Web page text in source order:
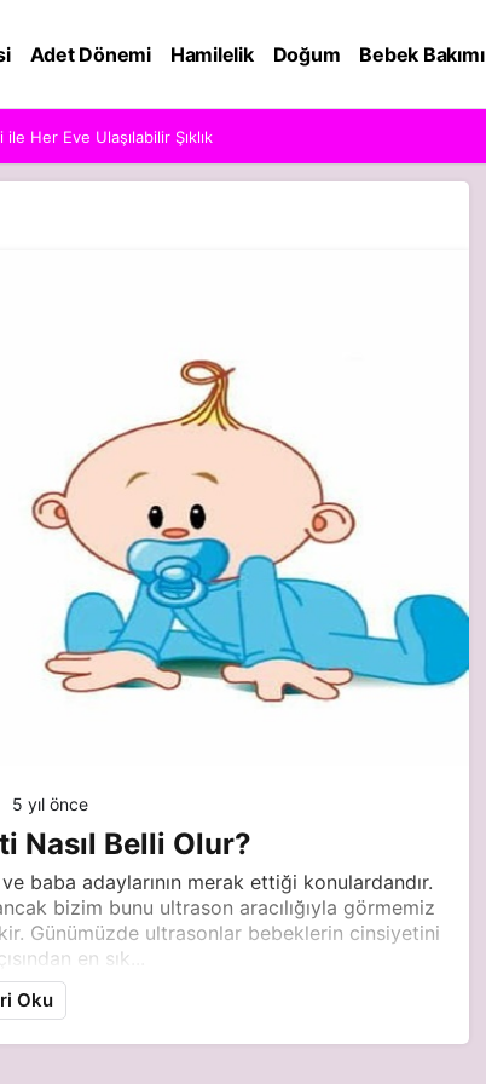
Adet Dönemi Hamilelik Doğum Bebek Bakımı
Her Eve Ulaşılabilir Şıklık
5 yıl önce
Nasıl Belli Olur?
baba adaylarının merak ettiği konulardandır.
bizim bunu ultrason aracılığıyla görmemiz
Günümüzde ultrasonlar bebeklerin cinsiyetini
en sık...
Oku